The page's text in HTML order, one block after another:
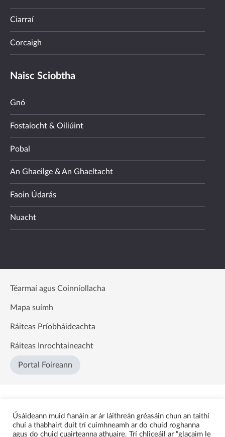
Ciarraí
Corcaigh
Naisc Sciobtha
Gnó
Fostaíocht & Oiliúint
Pobal
An Ghaeilge & An Ghaeltacht
Faoin Údarás
Nuacht
Téarmaí agus Coinníollacha
Mapa suímh
Ráiteas Príobháideachta
Ráiteas Inrochtaineacht
Portal Foireann
Úsáideann muid fianáin ar ár láithreán gréasáin chun an taithí
chuí a thabhairt duit trí cuimhneamh ar do chuid roghanna
agus do chuid cuairteanna athuaire. Trí chliceáil ar “glacaim le